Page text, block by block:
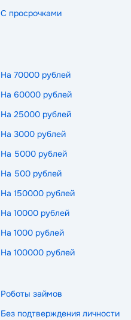
С просрочками
На 70000 рублей
На 60000 рублей
На 25000 рублей
На 3000 рублей
На 5000 рублей
На 500 рублей
На 150000 рублей
На 10000 рублей
На 1000 рублей
На 100000 рублей
Роботы займов
Без подтверждения личности